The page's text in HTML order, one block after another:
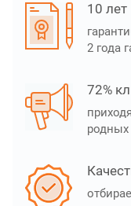
10 лет
2 года
72%
родных